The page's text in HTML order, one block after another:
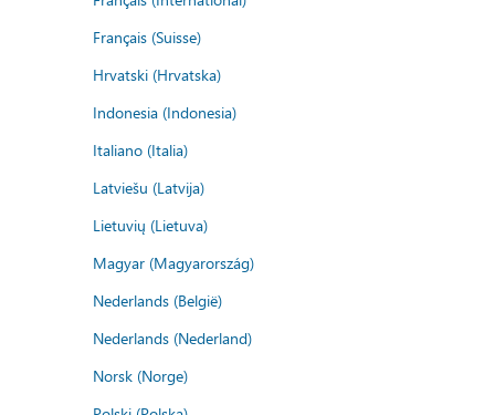
Français (Suisse)
Hrvatski (Hrvatska)
Indonesia (Indonesia)
Italiano (Italia)
Latviešu (Latvija)
Lietuvių (Lietuva)
Magyar (Magyarország)
Nederlands (België)
Nederlands (Nederland)
Norsk (Norge)